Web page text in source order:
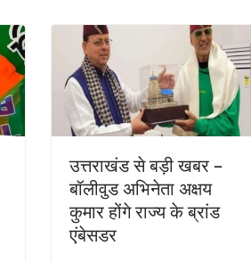
उत्तराखंड से बड़ी खबर –
बॉलीवुड अभिनेता अक्षय
कुमार होंगे राज्य के ब्रांड
एंबेसडर